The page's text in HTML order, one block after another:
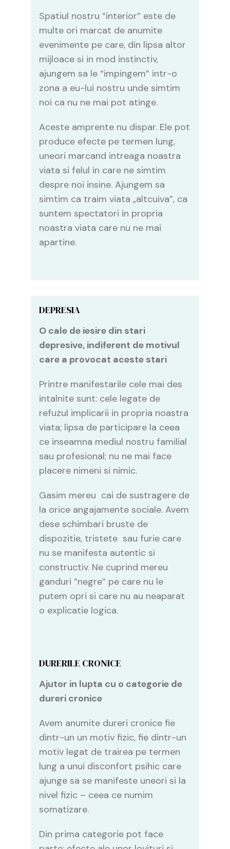
Spatiul nostru “interior” este de
multe ori marcat de anumite
evenimente pe care, din lipsa altor
mijloace si in mod instinctiv,
ajungem sa le “impingem” intr-o
zona a eu-lui nostru unde simtim
noi ca nu ne mai pot atinge.
Aceste amprente nu dispar. Ele pot
produce efecte pe termen lung,
uneori marcand intreaga noastra
viata si felul in care ne simtim
despre noi insine. Ajungem sa
simtim ca traim viata „altcuiva”, ca
suntem spectatori in propria
noastra viata care nu ne mai
apartine.
DEPRESIA
O cale de iesire din stari
depresive, indiferent de motivul
care a provocat aceste stari
Printre manifestarile cele mai des
intalnite sunt: cele legate de
refuzul implicarii in propria noastra
viata; lipsa de participare la ceea
ce inseamna mediul nostru familial
sau profesional; nu ne mai face
placere nimeni si nimic.
Gasim mereu cai de sustragere de
la orice angajamente sociale. Avem
dese schimbari bruste de
dispozitie, tristete sau furie care
nu se manifesta autentic si
constructiv. Ne cuprind mereu
ganduri “negre” pe care nu le
putem opri si care nu au neaparat
o explicatie logica.
DURERILE CRONICE
Ajutor in lupta cu o categorie de
dureri cronice
Avem anumite dureri cronice fie
dintr-un un motiv fizic, fie dintr-un
motiv legat de trairea pe termen
lung a unui disconfort psihic care
ajunge sa se manifeste uneori si la
nivel fizic – ceea ce numim
somatizare.
Din prima categorie pot face